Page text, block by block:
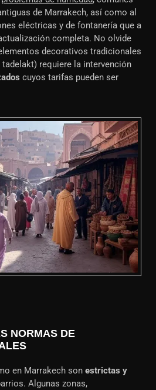
de Marrakech, así como al
eléctricas y de fontanería que a
completa. No olvide
decorativos tradicionales
tadelakt) requiere la intervención
cuyos tarifas pueden ser
NORMAS DE
en Marrakech son estrictas y
Algunas zonas,